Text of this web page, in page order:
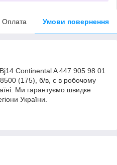
Оплата Умови повернення
Continental A 447 905 98 01
(175), б/в, є в робочому
Ми гарантуємо швидке
України.